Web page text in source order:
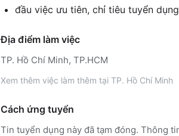
đầu việc ưu tiên, chỉ tiêu tuyển
Địa điểm làm việc
TP. Hồ Chí Minh, TP.HCM
Xem thêm việc làm thêm tại TP. Hồ Chí Minh
Cách ứng tuyển
Tin tuyển dụng này đã tạm đóng. Thông